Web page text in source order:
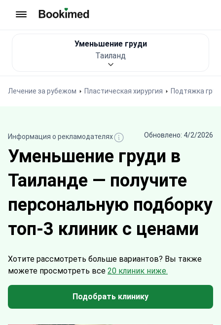
Лечение за рубежом Пластическая хирургия Подтяжка
Уменьшение груди
Таиланд
Информация о рекламодателях Обновлено: 4/2/2026
Уменьшение груди в
Таиланде — получите
персональную подборку
топ-3 клиник с ценами
Хотите рассмотреть больше вариантов? Вы также
можете просмотреть все 20 клиник ниже.
Подобрать клинику